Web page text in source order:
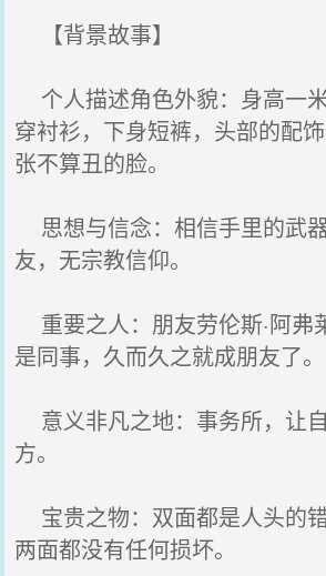
【背景故事】
个人描述角色外貌：身高一
穿衬衫，下身短裤，头部的配
张不算丑的脸。
思想与信念：相信手里的武
友，无宗教信仰。
重要之人：朋友劳伦斯·阿弗
是同事，久而久之就成朋友了。
意义非凡之地：事务所，让
方。
宝贵之物：双面都是人头的
两面都没有任何损坏。